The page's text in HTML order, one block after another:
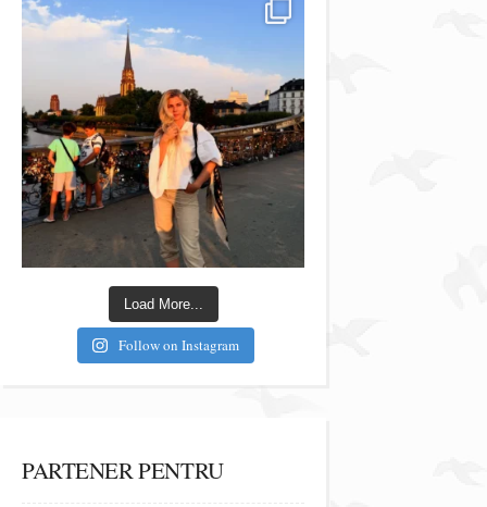
Load More...
Follow on Instagram
PARTENER PENTRU